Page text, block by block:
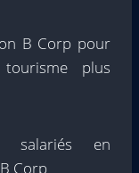
B Corp pour
plus
salariés en
Corp